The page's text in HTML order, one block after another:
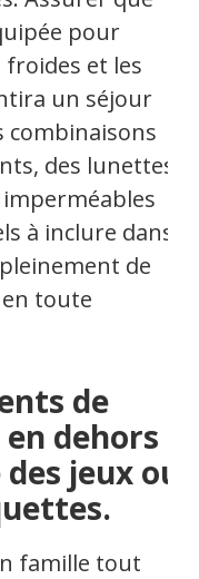
pour
et les
un séjour
combinaisons
des lunettes
à inclure dans
de
toute
de
dehors
jeux ou
famille tout